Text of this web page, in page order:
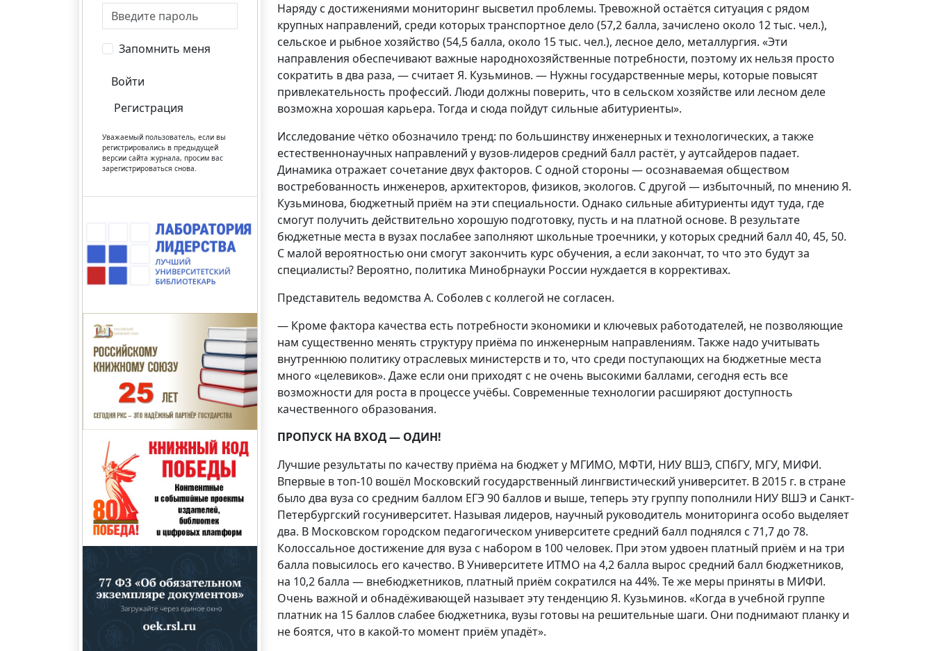
Запомнить меня
Войти
Регистрация
Уважаемый пользователь, если вы
регистрировались в предыдущей
версии сайта журнала, просим вас
зарегистрироваться снова.
Наряду с достижениями мониторинг высветил проблемы. Тревожной остаётся ситуация с рядом
крупных направлений, среди которых транспортное дело (57,2 балла, зачислено около 12 тыс. чел.),
сельское и рыбное хозяйство (54,5 балла, около 15 тыс. чел.), лесное дело, металлургия. «Эти
направления обеспечивают важные народнохозяйственные потребности, поэтому их нельзя просто
сократить в два раза, — считает Я. Кузьминов. — Нужны государственные меры, которые повысят
привлекательность профессий. Люди должны поверить, что в сельском хозяйстве или лесном деле
возможна хорошая карьера. Тогда и сюда пойдут сильные абитуриенты».
Исследование чётко обозначило тренд: по большинству инженерных и технологических, а также
естественнонаучных направлений у вузов-лидеров средний балл растёт, у аутсайдеров падает.
Динамика отражает сочетание двух факторов. С одной стороны — осознаваемая обществом
востребованность инженеров, архитекторов, физиков, экологов. С другой — избыточный, по мнению Я.
Кузьминова, бюджетный приём на эти специальности. Однако сильные абитуриенты идут туда, где
смогут получить действительно хорошую подготовку, пусть и на платной основе. В результате
бюджетные места в вузах послабее заполняют школьные троечники, у которых средний балл 40, 45, 50.
С малой вероятностью они смогут закончить курс обучения, а если закончат, то что это будут за
специалисты? Вероятно, политика Минобрнауки России нуждается в коррективах.
Представитель ведомства А. Соболев с коллегой не согласен.
— Кроме фактора качества есть потребности экономики и ключевых работодателей, не позволяющие
нам существенно менять структуру приёма по инженерным направлениям. Также надо учитывать
внутреннюю политику отраслевых министерств и то, что среди поступающих на бюджетные места
много «целевиков». Даже если они приходят с не очень высокими баллами, сегодня есть все
возможности для роста в процессе учёбы. Современные технологии расширяют доступность
качественного образования.
ПРОПУСК НА ВХОД — ОДИН!
Лучшие результаты по качеству приёма на бюджет у МГИМО, МФТИ, НИУ ВШЭ, СПбГУ, МГУ, МИФИ.
Впервые в топ-10 вошёл Московский государственный лингвистический университет. В 2015 г. в стране
было два вуза со средним баллом ЕГЭ 90 баллов и выше, теперь эту группу пополнили НИУ ВШЭ и Санкт-
Петербургский госуниверситет. Называя лидеров, научный руководитель мониторинга особо выделяет
два. В Московском городском педагогическом университете средний балл поднялся с 71,7 до 78.
Колоссальное достижение для вуза с набором в 100 человек. При этом удвоен платный приём и на три
балла повысилось его качество. В Университете ИТМО на 4,2 балла вырос средний балл бюджетников,
на 10,2 балла — внебюджетников, платный приём сократился на 44%. Те же меры приняты в МИФИ.
Очень важной и обнадёживающей называет эту тенденцию Я. Кузьминов. «Когда в учебной группе
платник на 15 баллов слабее бюджетника, вузы готовы на решительные шаги. Они поднимают планку и
не боятся, что в какой-то момент приём упадёт».